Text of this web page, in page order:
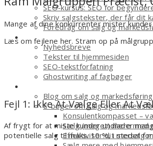
SEO-kursus: SEO for
Skriv salgstekster, der får dit
Foredrag om salg og
Tekstforfatter
Nyhedsbreve
Tekster til hjemmesiden
SEO-tekstforfatning
Ghostwriting af fagbøger
Blog om salg og markedsføring
E-bøger om salg og
Konsulentkompasset –
Sælg (meget) mere med
Effektiviser dit mersalg
Mange af dine konkurrenter mister
Læs om fejlene her. Stram op på
Fejl 1: Ikke At Vælge Eller At
Af frygt for at miste kunder undlader
potentielle salg til maks. 10 %, i stedet